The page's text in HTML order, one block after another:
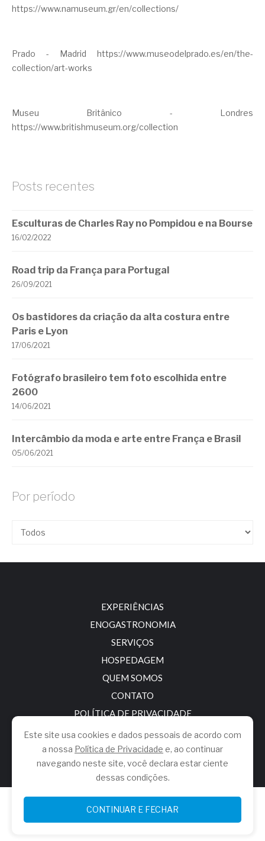
https://www.namuseum.gr/en/collections/
Prado - Madrid https://www.museodelprado.es/en/the-
collection/art-works
Museu Britânico - Londres
https://www.britishmuseum.org/collection
Posts recentes
Esculturas de Charles Ray no Pompidou e na Bourse
16/02/2022
Road trip da França para Portugal
26/09/2021
Os bastidores da criação da alta costura entre
Paris e Lyon
17/06/2021
Fotógrafo brasileiro tem foto escolhida entre
2600
14/06/2021
Intercâmbio da moda e arte entre França e Brasil
05/06/2021
Por período
EXPERIÊNCIAS
ENOGASTRONOMIA
SERVIÇOS
HOSPEDAGEM
QUEM SOMOS
CONTATO
POLÍTICA DE PRIVACIDADE
© 2026.Brasil Europa.
Este site usa cookies e dados pessoais de acordo com
a nossa Política de Privacidade e, ao continuar
navegando neste site, você declara estar ciente
dessas condições.
CONTINUAR E FECHAR